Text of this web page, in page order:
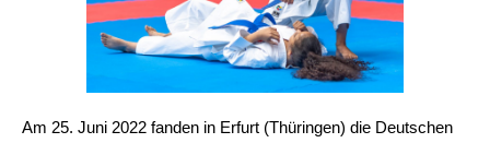
Am 25. Juni 2022 fanden in Erfurt (Thüringen) die Deutschen